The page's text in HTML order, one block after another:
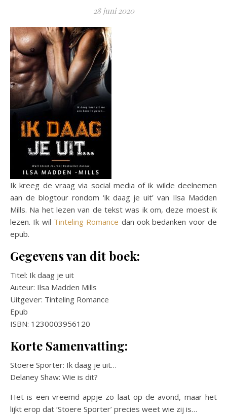
28 juni 2020
Ik kreeg de vraag via social media of ik wilde deelnemen
aan de blogtour rondom ‘ik daag je uit’ van Ilsa Madden
Mills. Na het lezen van de tekst was ik om, deze moest ik
lezen. Ik wil Tinteling Romance dan ook bedanken voor de
epub.
Gegevens van dit boek:
Titel: Ik daag je uit
Auteur: Ilsa Madden Mills
Uitgever: Tinteling Romance
Epub
ISBN: 1230003956120
Korte Samenvatting:
Stoere Sporter: Ik daag je uit…
Delaney Shaw: Wie is dit?
Het is een vreemd appje zo laat op de avond, maar het
lijkt erop dat ‘Stoere Sporter’ precies weet wie zij is…